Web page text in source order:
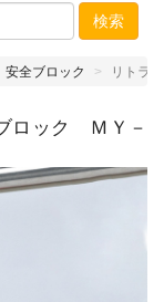
e
n
v
g
t
検索
安全ブロック リトラ
ロック ＭＹ－